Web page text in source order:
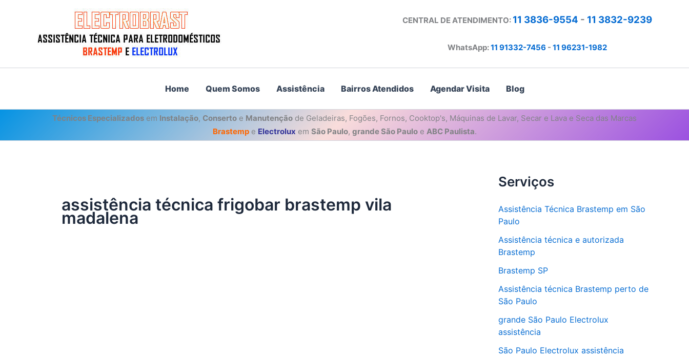
CENTRAL DE ATENDIMENTO: 11 3836-9554 - 11 3832-9239
WhatsApp:11 91332-7456 - 11 96231-1982
Home Quem Somos Assistência Bairros Atendidos Agendar Visita Blog
Técnicos Especializados em Instalação, Conserto e Manutenção de Geladeiras, Fogões, Fornos, Cooktop's, Máquinas de Lavar, Secar e Lava e Seca das Marcas
Brastempe Electrolux em São Paulo, grande São Pauloe ABC Paulista.
assistência técnica frigobar brastemp vila
madalena
Serviços
Assistência Técnica Brastemp em São
Paulo
Assistência técnica e autorizada
Brastemp
Brastemp SP
Assistência técnica Brastemp perto de
São Paulo
grande São Paulo Electrolux
assistência
São Paulo Electrolux assistência